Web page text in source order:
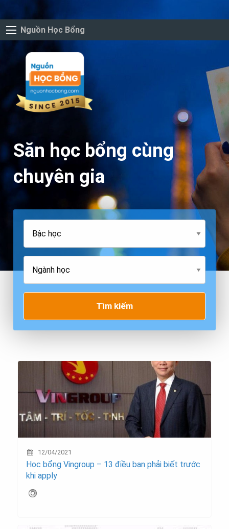
Nguồn Học Bổng
Săn học bổng cùng
chuyên gia
Tìm kiếm
12/04/2021
Học bổng Vingroup – 13 điều bạn phải biết trước
khi apply